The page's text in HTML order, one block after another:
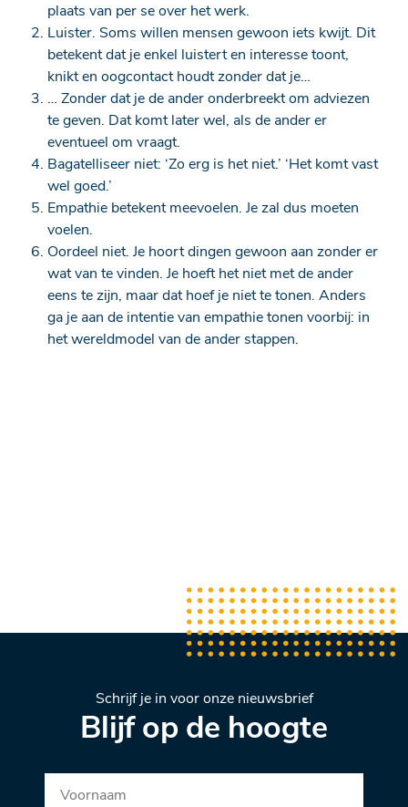
plaats van per se over het werk.
Luister. Soms willen mensen gewoon iets kwijt. Dit
betekent dat je enkel luistert en interesse toont,
knikt en oogcontact houdt zonder dat je…
… Zonder dat je de ander onderbreekt om adviezen
te geven. Dat komt later wel, als de ander er
eventueel om vraagt.
Bagatelliseer niet: ‘Zo erg is het niet.’ ‘Het komt vast
wel goed.’
Empathie betekent meevoelen. Je zal dus moeten
voelen.
Oordeel niet. Je hoort dingen gewoon aan zonder er
wat van te vinden. Je hoeft het niet met de ander
eens te zijn, maar dat hoef je niet te tonen. Anders
ga je aan de intentie van empathie tonen voorbij: in
het wereldmodel van de ander stappen.
Schrijf je in voor onze nieuwsbrief
Blijf op de hoogte